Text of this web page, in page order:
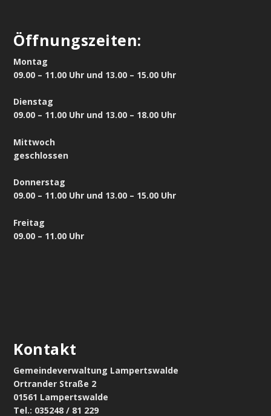
Öffnungszeiten:
Montag
09.00 – 11.00 Uhr und 13.00 – 15.00 Uhr
Dienstag
09.00 – 11.00 Uhr und 13.00 – 18.00 Uhr
Mittwoch
geschlossen
Donnerstag
09.00 – 11.00 Uhr und 13.00 – 15.00 Uhr
Freitag
09.00 – 11.00 Uhr
Kontakt
Gemeindeverwaltung Lampertswalde
Ortrander Straße 2
01561 Lampertswalde
Tel.: 035248 / 81 229